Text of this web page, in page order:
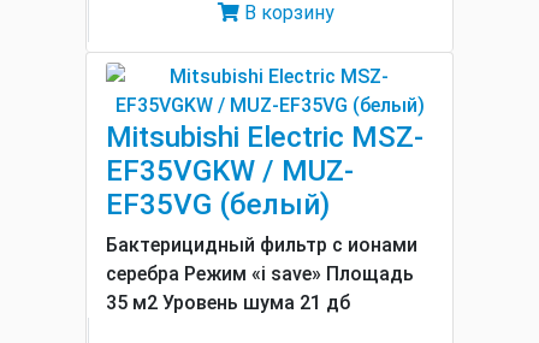
В корзину
Mitsubishi Electric MSZ-
EF35VGKW / MUZ-
EF35VG (белый)
Бактерицидный фильтр с ионами
серебра Режим «i save» Площадь
35 м2 Уровень шума 21 дб